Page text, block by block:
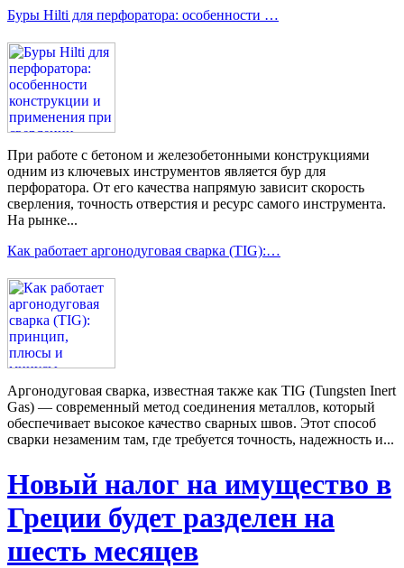
Буры Hilti для перфоратора: особенности …
При работе с бетоном и железобетонными конструкциями
одним из ключевых инструментов является бур для
перфоратора. От его качества напрямую зависит скорость
сверления, точность отверстия и ресурс самого инструмента.
На рынке...
Как работает аргонодуговая сварка (TIG):…
Аргонодуговая сварка, известная также как TIG (Tungsten Inert
Gas) — современный метод соединения металлов, который
обеспечивает высокое качество сварных швов. Этот способ
сварки незаменим там, где требуется точность, надежность и...
Новый налог на имущество в
Греции будет разделен на
шесть месяцев